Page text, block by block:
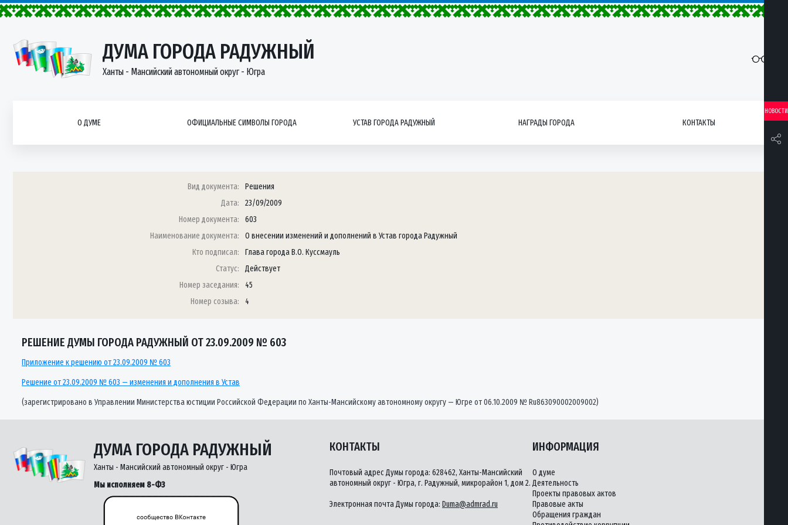
ДУМА ГОРОДА РАДУЖНЫЙ
Ханты - Мансийский автономный округ - Югра
О ДУМЕ ОФИЦИАЛЬНЫЕ СИМВОЛЫ ГОРОДА УСТАВ ГОРОДА РАДУЖНЫЙ НАГРАДЫ ГОРОДА КОНТАКТЫ
НОВОСТИ
Вид документа:
Решения
Дата:
23/09/2009
Номер документа:
603
Наименование документа:
О внесении изменений и дополнений в Устав города Радужный
Кто подписал:
Глава города В.О. Куссмауль
Статус:
Действует
Номер заседания:
45
Номер созыва:
4
РЕШЕНИЕ ДУМЫ ГОРОДА РАДУЖНЫЙ ОТ 23.09.2009 № 603
Приложение к решению от 23.09.2009 № 603
Решение от 23.09.2009 № 603 — изменения и дополнения в Устав
(зарегистрировано в Управлении Министерства юстиции Российской Федерации по Ханты-Мансийскому автономному округу — Югре от 06.10.2009 № Ru863090002009002)
ДУМА ГОРОДА РАДУЖНЫЙ
Ханты - Мансийский автономный округ - Югра
Мы исполняем 8-ФЗ
КОНТАКТЫ
Почтовый адрес Думы города: 628462, Ханты-Мансийский
автономный округ - Югра, г. Радужный, микрорайон 1, дом 2.
Электронная почта Думы города: Duma@admrad.ru
ИНФОРМАЦИЯ
О думе
Деятельность
Проекты правовых актов
Правовые акты
Обращения граждан